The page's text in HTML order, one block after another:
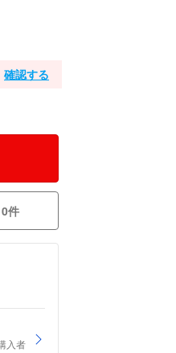
確認する
件
入者